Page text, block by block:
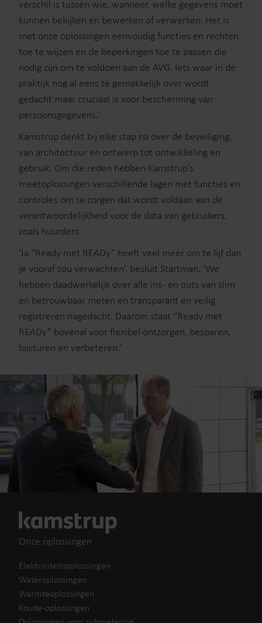
verschil is tussen wie, wanneer, welke gegevens moet
kunnen bekijken en bewerken of verwerken. Het is
met onze oplossingen eenvoudig functies en rechten
toe te wijzen en de beperkingen toe te passen die
nodig zijn om te voldoen aan de AVG. Iets waar in de
praktijk nog al eens te gemakkelijk over wordt
gedacht maar cruciaal is voor bescherming van
persoonsgegevens.’
Kamstrup denkt bij elke stap na over de beveiliging,
van architectuur en ontwerp tot ontwikkeling en
gebruik. Om die reden hebben Kamstrup’s
meetoplossingen verschillende lagen met functies en
controles om te zorgen dat wordt voldaan aan de
verantwoordelijkheid voor de data van gebruikers,
zoals huurders.
‘Ja “Ready met READy” heeft veel meer om te lijf dan
je vooraf zou verwachten’, besluit Startman. ‘We
hebben daadwerkelijk over alle ins- en outs van slim
en betrouwbaar meten en transparant en veilig
registreren nagedacht. Daarom staat “Ready met
READy” bovenal voor flexibel ontzorgen, besparen,
bijsturen en verbeteren.’
Onze oplossingen
Elektriciteitsoplossingen
Wateroplossingen
Warmteoplossingen
Koude-oplossingen